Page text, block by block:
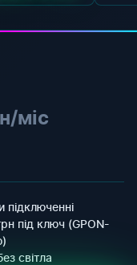
міс
підключенні
під ключ (GPON-
світла